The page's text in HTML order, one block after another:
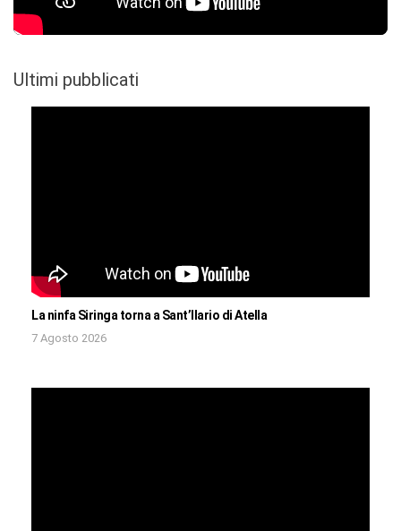
Ultimi pubblicati
La ninfa Siringa torna a Sant’Ilario di Atella
7 Agosto 2026